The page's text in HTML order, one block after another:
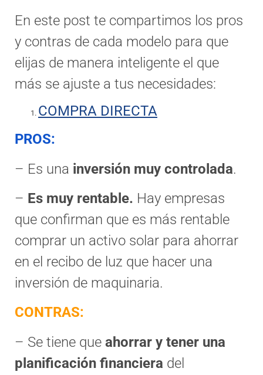
En este post te compartimos los pros
y contras de cada modelo para que
elijas de manera inteligente el que
más se ajuste a tus necesidades:
COMPRA DIRECTA
PROS:
– Es una inversión muy controlada.
– Es muy rentable. Hay empresas
que confirman que es más rentable
comprar un activo solar para ahorrar
en el recibo de luz que hacer una
inversión de maquinaria.
CONTRAS:
– Se tiene que ahorrar y tener una
planificación financiera del